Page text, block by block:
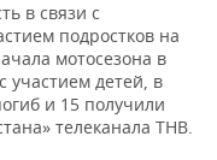
в связи с
подростков на
мотосезона в
участием детей, в
и 15 получили
телеканала ТНВ.